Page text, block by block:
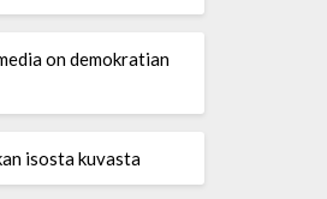
on demokratian
isosta kuvasta